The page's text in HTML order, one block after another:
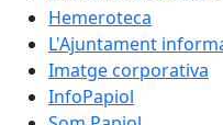
Hemeroteca
L'Ajuntament
Imatge corporativa
InfoPapiol